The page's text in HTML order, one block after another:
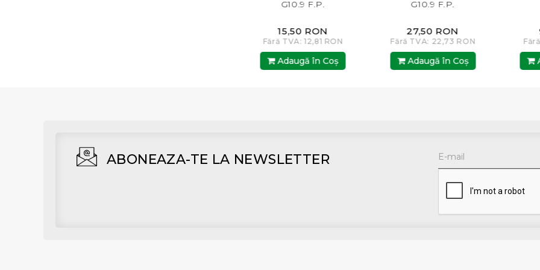
G10.9 F.P.
15,50 RON
Fără TVA: 12,81 RON
Adaugă în Coş
G10.9 F.P.
27,50 RON
Fără TVA: 22,73 RON
Adaugă în Coş
ABONEAZA-TE LA NEWSLETTER